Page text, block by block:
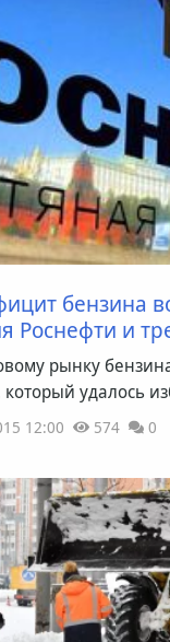
бензина
Роснефти и
рынку
удалось
12:00 574 0